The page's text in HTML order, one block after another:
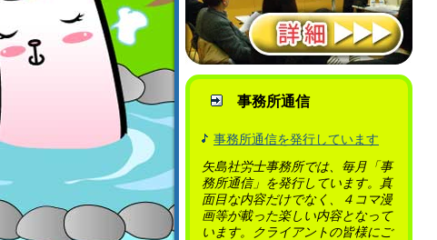
事務所通信
事務所通信を発行しています
矢島社労士事務所では、毎月「事
務所通信」を発行しています。真
面目な内容だけでなく、４コマ漫
画等が載った楽しい内容となって
います。クライアントの皆様にご